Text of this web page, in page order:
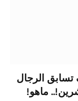
الرجال
ماهو!